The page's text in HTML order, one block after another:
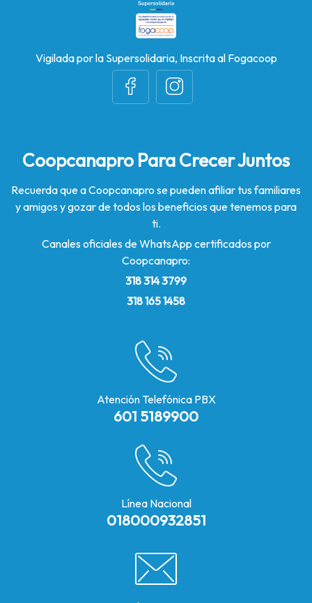
Vigilada por la Supersolidaria, Inscrita al Fogacoop
Coopcanapro Para Crecer Juntos
Recuerda que a Coopcanapro se pueden afiliar tus familiares
y amigos y gozar de todos los beneficios que tenemos para
ti.
Canales oficiales de WhatsApp certificados por
Coopcanapro:
318 314 3799
318 165 1458
Atención Telefónica PBX
601 5189900
Línea Nacional
018000932851